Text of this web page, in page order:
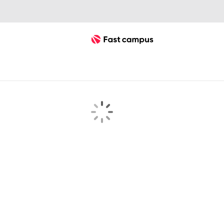
Fast Campus
searchKeyword 검색결과 페